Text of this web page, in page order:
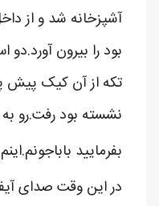
آشپزخانه شد و از
بود را بیرون
تکه از آن کیک پیش
نشسته بود رفت.رو به
بفرمایید
در این وقت صدای